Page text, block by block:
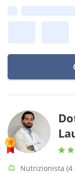
Nutrizionista